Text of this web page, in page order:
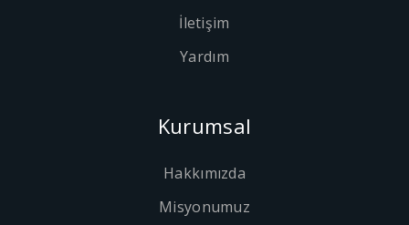
İletişim
Yardım
Kurumsal
Hakkımızda
Misyonumuz